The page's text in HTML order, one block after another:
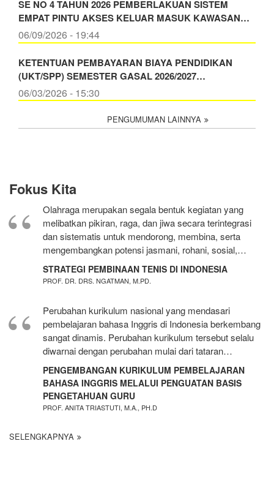
SE NO 4 TAHUN 2026 PEMBERLAKUAN SISTEM
EMPAT PINTU AKSES KELUAR MASUK KAWASAN…
06/09/2026 - 19:44
KETENTUAN PEMBAYARAN BIAYA PENDIDIKAN
(UKT/SPP) SEMESTER GASAL 2026/2027…
06/03/2026 - 15:30
PENGUMUMAN LAINNYA
Fokus Kita
Olahraga merupakan segala bentuk kegiatan yang
melibatkan pikiran, raga, dan jiwa secara terintegrasi
dan sistematis untuk mendorong, membina, serta
mengembangkan potensi jasmani, rohani, sosial,…
STRATEGI PEMBINAAN TENIS DI INDONESIA
PROF. DR. DRS. NGATMAN, M.PD.
Perubahan kurikulum nasional yang mendasari
pembelajaran bahasa Inggris di Indonesia berkembang
sangat dinamis. Perubahan kurikulum tersebut selalu
diwarnai dengan perubahan mulai dari tataran…
PENGEMBANGAN KURIKULUM PEMBELAJARAN
BAHASA INGGRIS MELALUI PENGUATAN BASIS
PENGETAHUAN GURU
PROF. ANITA TRIASTUTI, M.A., PH.D
SELENGKAPNYA